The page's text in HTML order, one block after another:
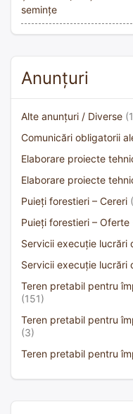
semințe
Anunțuri
Alte anunțuri / Diverse
Comunicări obligatorii
Elaborare proiecte
Elaborare proiecte
Puieți forestieri – Cereri
Puieți forestieri – Oferte
Servicii execuție lucrări
Servicii execuție lucrări
Teren pretabil pentru
(151)
Teren pretabil pentru
(3)
Teren pretabil pentru